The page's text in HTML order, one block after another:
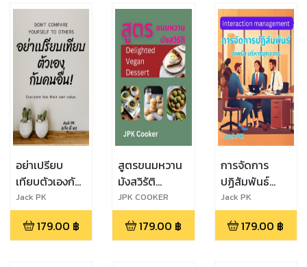
อย่าเปรียบ
เทียบตัวเองกับ
คนอื่น Don't
compare
yourself to
Jack PK
179.00 ฿
สูตรขนมหวาน
มังสวิรัติ
Delighted
Vegan
Dessert.
JPK COOKER
179.00 ฿
การจัดการ
ปฏิสัมพันธ์
สำหรับการ
จัดการบุคลากร
Jack PK
179.00 ฿